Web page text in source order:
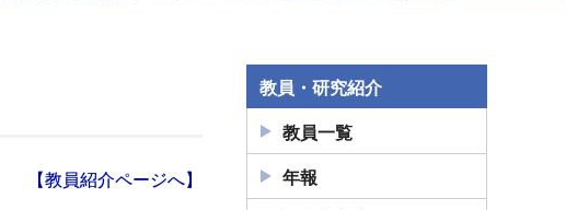
【教員紹介ページへ】
教員・研究紹介
教員一覧
年報